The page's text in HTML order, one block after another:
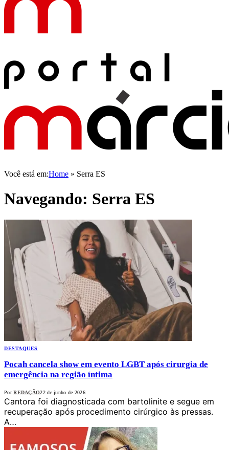
Você está em:Home » Serra ES
Navegando: Serra ES
DESTAQUES
Pocah cancela show em evento LGBT após cirurgia de
emergência na região íntima
Por REDAÇÃO22 de junho de 2026
Cantora foi diagnosticada com bartolinite e segue em
recuperação após procedimento cirúrgico às pressas.
A…